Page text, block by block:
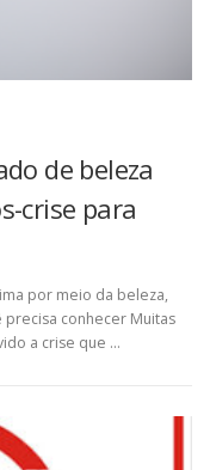
de beleza
crise para
por meio da beleza,
conhecer Muitas
a crise que …